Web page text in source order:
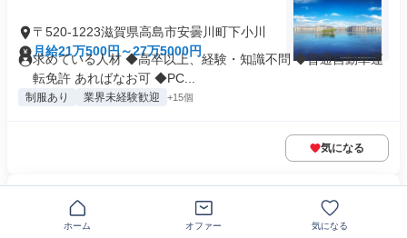
〒520-1223滋賀県高島市安曇川町下小川
月給21万500円～27万5000円
求めている人材 ◆高卒以上、経験・知識不問 ◆普通自動車運
転免許 あればなお可 ◆PC...
制服あり 業界未経験歓迎 +15個
気になる
半導体製造装置の点検スタッフ
株式会社ヒューマンウェイブ
ホーム オファー 気になる